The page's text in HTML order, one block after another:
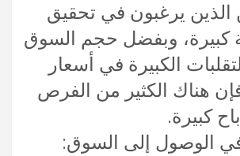
الذين يرغبون في تحقيق
كبيرة، وبفضل حجم السوق
الكبيرة في أسعار
هناك الكثير من الفرص
كبيرة.
الوصول إلى السوق: